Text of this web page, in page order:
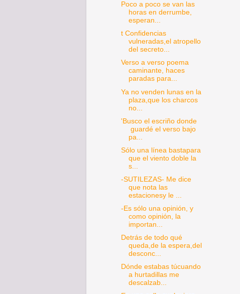
Poco a poco se van las
horas en derrumbe,
esperan...
t Confidencias
vulneradas,el atropello
del secreto...
Verso a verso poema
caminante, haces
paradas para...
Ya no venden lunas en la
plaza,que los charcos
no...
'Busco el escriño donde
guardé el verso bajo
pa...
Sólo una línea bastapara
que el viento doble la
s...
-SUTILEZAS- Me dice
que nota las
estacionesy le ...
-Es sólo una opinión, y
como opinión, la
importan...
Detrás de todo qué
queda,de la espera,del
desconc...
Dónde estabas túcuando
a hurtadillas me
descalzab...